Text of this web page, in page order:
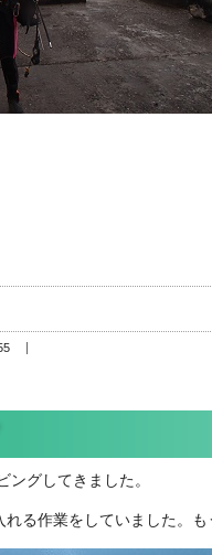
グしてきました。
る作業をしていました。も